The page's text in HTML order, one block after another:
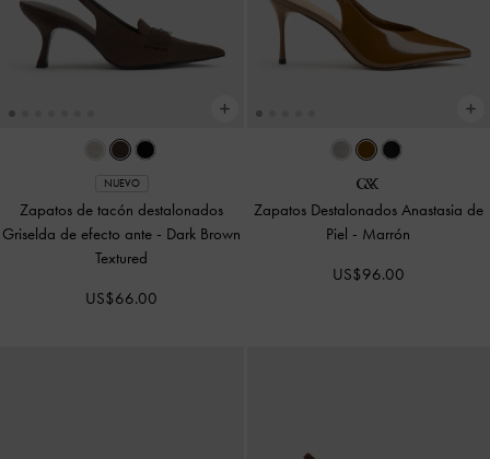
NUEVO
Zapatos de tacón destalonados
Griselda de efecto ante - Dark Brown
Textured
US$66.00
Zapatos Destalonados Anastasia de
Piel - Marrón
US$96.00